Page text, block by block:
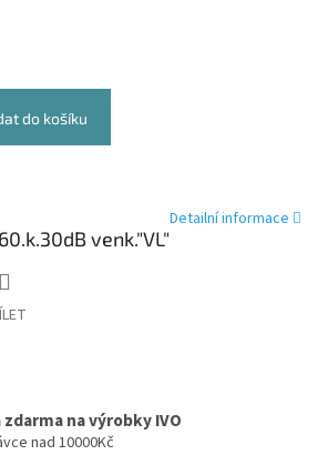
do košíku
venk."VL"
Detailní informace
zdarma na výrobky IVO
nad 10000Kč